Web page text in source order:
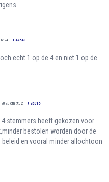
8:24 + 47640
echt 1 op de 4 en niet 1 op de
2023 om 9:02 + 25316
stemmers heeft gekozen voor
bestolen worden door de
beleid en vooral minder allochtoon